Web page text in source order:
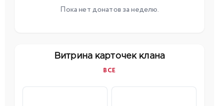
Пока нет донатов за неделю.
Витрина карточек клана
ВСЕ